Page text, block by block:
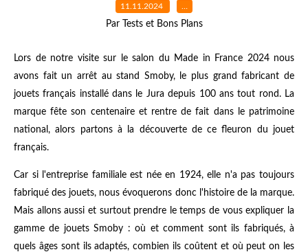
11.11.2024 …
Par Tests et Bons Plans
Lors de notre visite sur le salon du Made in France 2024 nous
avons fait un arrêt au stand Smoby, le plus grand fabricant de
jouets français installé dans le Jura depuis 100 ans tout rond. La
marque fête son centenaire et rentre de fait dans le patrimoine
national, alors partons à la découverte de ce fleuron du jouet
français.
Car si l'entreprise familiale est née en 1924, elle n'a pas toujours
fabriqué des jouets, nous évoquerons donc l'histoire de la marque.
Mais allons aussi et surtout prendre le temps de vous expliquer la
gamme de jouets Smoby : où et comment sont ils fabriqués, à
quels âges sont ils adaptés, combien ils coûtent et où peut on les